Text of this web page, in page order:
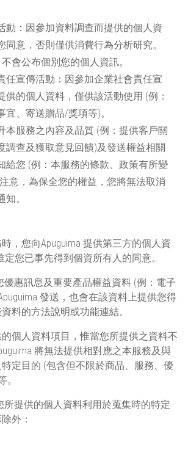
動：因參加資料調查而提供的個人資
同意，否則僅供消費行為分析研究。
不會公布個別您的個人資訊。
任宣傳活動：因參加企業社會責任宣
供的個人資料，僅供該活動使用 (例：
宜、寄送贈品/獎項等)。
本服務之內容及品質 (例：提供客戶關
調查及獲取意見回饋)及發送權益相關
給您 (例：本服務的條款、政策有所變
意，為保全您的權益，您將無法取消
。
，您向Apuguima 提供第三方的個人資
定您已事先得到個資所有人的同意。
優惠訊息及重要產品權益資料 (例：電子
發送，也會在該資料上提供您得
料的方法說明或功能連結。
個人資料項目，惟當您所提供之資料不
將無法提供相對應之本服務及與
定目的 (包含但不限於商品、服務、優
。
所提供的個人資料利用於蒐集時的特定
外：